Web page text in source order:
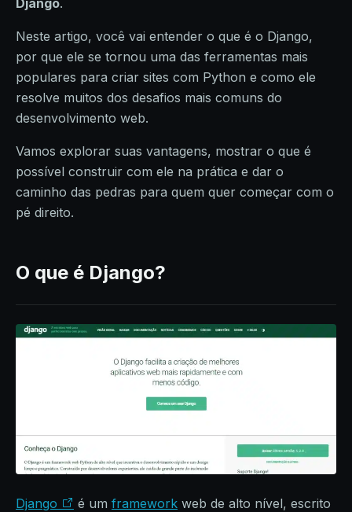
Django.
Neste artigo, você vai entender o que é o Django,
por que ele se tornou uma das ferramentas mais
populares para criar sites com Python e como ele
resolve muitos dos desafios mais comuns do
desenvolvimento web.
Vamos explorar suas vantagens, mostrar o que é
possível construir com ele na prática e dar o
caminho das pedras para quem quer começar com o
pé direito.
O que é Django?
Django é um framework web de alto nível, escrito